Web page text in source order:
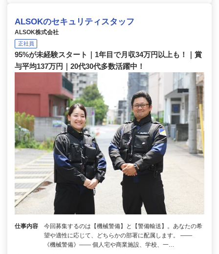
ALSOKのセキュリティスタッフ
ALSOK株式会社
正社員
95%が未経験スタート｜1年目で月収34万円以上も！｜賞
与平均137万円｜20代30代多数活躍中！
仕事内容
今回募集するのは【機械警備】と【警備輸送】。あなたの希
望や適性に応じて、どちらかの部署に配属します。 ――
《機械警備》―― 個人宅や商業施設、学校、一…